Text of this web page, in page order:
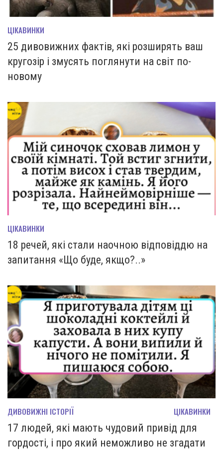
ЦІКАВИНКИ
25 дивовижних фактів, які розширять ваш
кругозір і змусять поглянути на світ по-
новому
ЦІКАВИНКИ
18 речей, які стали наочною відповіддю на
запитання «Що буде, якщо?..»
ДИВОВИЖНІ ІСТОРІЇ ЦІКАВИНКИ
17 людей, які мають чудовий привід для
гордості, і про який неможливо не згадати